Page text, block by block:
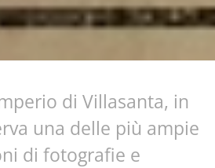
di Villasanta, in
una delle più ampie
di fotografie e